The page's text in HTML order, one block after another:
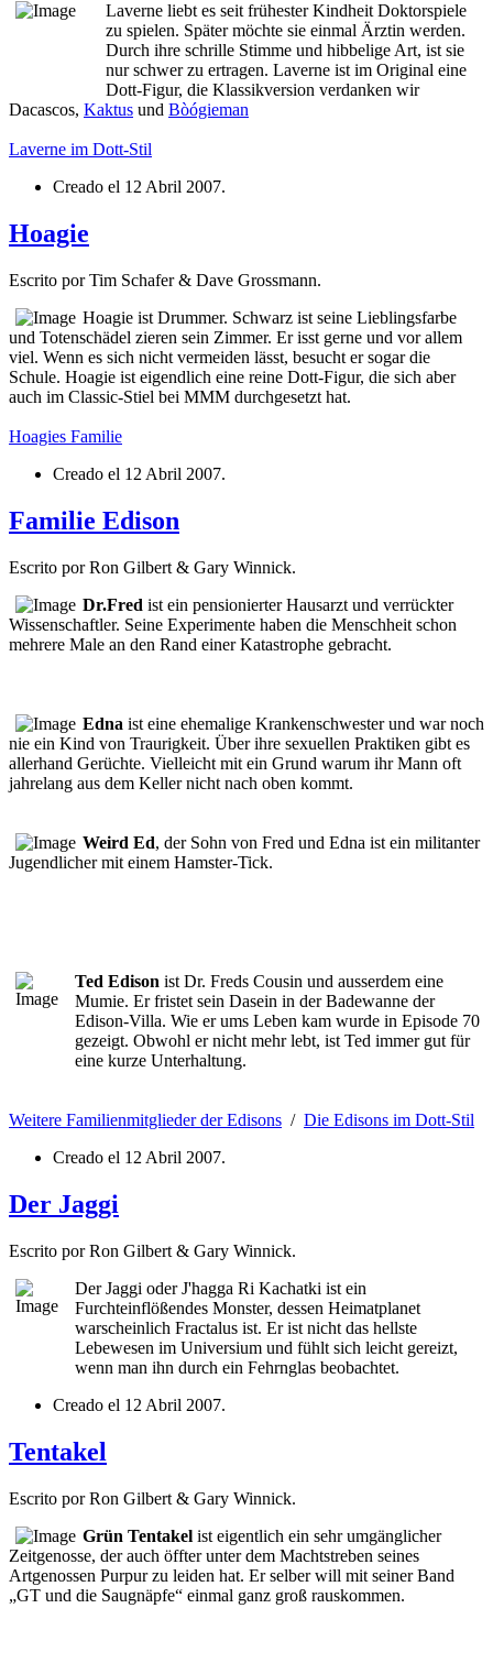
Laverne liebt es seit frühester Kindheit Doktorspiele
zu spielen. Später möchte sie einmal Ärztin werden.
Durch ihre schrille Stimme und hibbelige Art, ist sie
nur schwer zu ertragen. Laverne ist im Original eine
Dott-Figur, die Klassikversion verdanken wir
Dacascos, Kaktus und Bòógieman
Laverne im Dott-Stil
Creado el 12 Abril 2007.
Hoagie
Escrito por Tim Schafer & Dave Grossmann.
Hoagie ist Drummer. Schwarz ist seine Lieblingsfarbe
und Totenschädel zieren sein Zimmer. Er isst gerne und vor allem
viel. Wenn es sich nicht vermeiden lässt, besucht er sogar die
Schule. Hoagie ist eigendlich eine reine Dott-Figur, die sich aber
auch im Classic-Stiel bei MMM durchgesetzt hat.
Hoagies Familie
Creado el 12 Abril 2007.
Familie Edison
Escrito por Ron Gilbert & Gary Winnick.
Dr.Fred ist ein pensionierter Hausarzt und verrückter
Wissenschaftler. Seine Experimente haben die Menschheit schon
mehrere Male an den Rand einer Katastrophe gebracht.
Edna ist eine ehemalige Krankenschwester und war noch
nie ein Kind von Traurigkeit. Über ihre sexuellen Praktiken gibt es
allerhand Gerüchte. Vielleicht mit ein Grund warum ihr Mann oft
jahrelang aus dem Keller nicht nach oben kommt.
Weird Ed, der Sohn von Fred und Edna ist ein militanter
Jugendlicher mit einem Hamster-Tick.
Ted Edison ist Dr. Freds Cousin und ausserdem eine
Mumie. Er fristet sein Dasein in der Badewanne der
Edison-Villa. Wie er ums Leben kam wurde in Episode 70
gezeigt. Obwohl er nicht mehr lebt, ist Ted immer gut für
eine kurze Unterhaltung.
Weitere Familienmitglieder der Edisons / Die Edisons im Dott-Stil
Creado el 12 Abril 2007.
Der Jaggi
Escrito por Ron Gilbert & Gary Winnick.
Der Jaggi oder J'hagga Ri Kachatki ist ein
Furchteinflößendes Monster, dessen Heimatplanet
warscheinlich Fractalus ist. Er ist nicht das hellste
Lebewesen im Universium und fühlt sich leicht gereizt,
wenn man ihn durch ein Fehrnglas beobachtet.
Creado el 12 Abril 2007.
Tentakel
Escrito por Ron Gilbert & Gary Winnick.
Grün Tentakel ist eigentlich ein sehr umgänglicher
Zeitgenosse, der auch öffter unter dem Machtstreben seines
Artgenossen Purpur zu leiden hat. Er selber will mit seiner Band
„GT und die Saugnäpfe“ einmal ganz groß rauskommen.